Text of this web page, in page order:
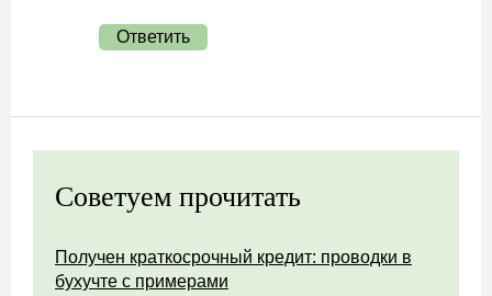
Ответить
Советуем прочитать
Получен краткосрочный кредит: проводки в
бухучте с примерами